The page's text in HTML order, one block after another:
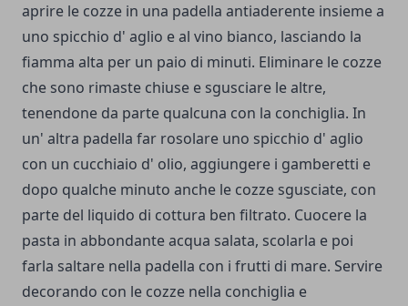
aprire le cozze in una padella antiaderente insieme a
uno spicchio d' aglio e al vino bianco, lasciando la
fiamma alta per un paio di minuti. Eliminare le cozze
che sono rimaste chiuse e sgusciare le altre,
tenendone da parte qualcuna con la conchiglia. In
un' altra padella far rosolare uno spicchio d' aglio
con un cucchiaio d' olio, aggiungere i gamberetti e
dopo qualche minuto anche le cozze sgusciate, con
parte del liquido di cottura ben filtrato. Cuocere la
pasta in abbondante acqua salata, scolarla e poi
farla saltare nella padella con i frutti di mare. Servire
decorando con le cozze nella conchiglia e